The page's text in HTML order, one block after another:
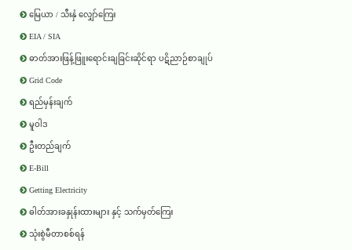
မြေယာ / သီးနှံ လျှော်ကြေး
EIA / SIA
ဓာတ်အားဖြန့်ဖြူးရောင်းချခြင်းဆိုင်ရာ ပဋိညာဉ်စာချုပ်
Grid Code
ရည်မှန်းချက်
မူဝါဒ
ဦးတည်ချက်
E-Bill
Getting Electricity
ဓါတ်အားခနှုန်းထားများ နှင့် သက်မှတ်ကြေး
သုံးစွဲမီတာစစ်ရန်